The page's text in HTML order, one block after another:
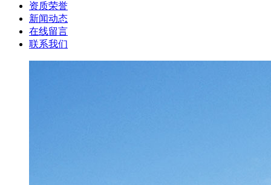
资质荣誉
新闻动态
在线留言
联系我们